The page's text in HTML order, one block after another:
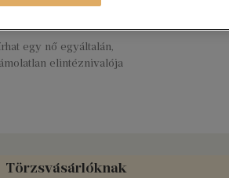
egy nő egyáltalán,
elintéznivalója
Törzsvásárlóknak